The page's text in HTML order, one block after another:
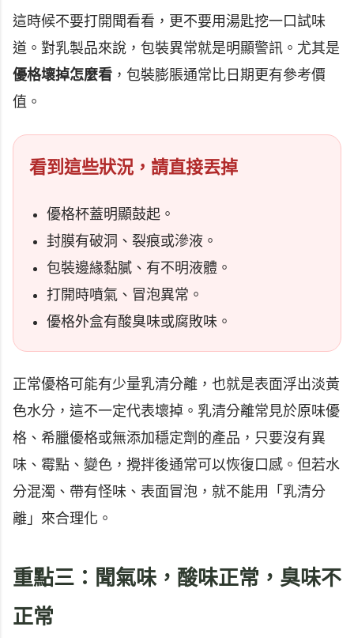
這時候不要打開聞看看，更不要用湯匙挖一口試味
道。對乳製品來說，包裝異常就是明顯警訊。尤其是
優格壞掉怎麼看 ，包裝膨脹通常比日期更有參考價
值。
看到這些狀況，請直接丟掉
優格杯蓋明顯鼓起。
封膜有破洞、裂痕或滲液。
包裝邊緣黏膩、有不明液體。
打開時噴氣、冒泡異常。
優格外盒有酸臭味或腐敗味。
正常優格可能有少量乳清分離，也就是表面浮出淡黃
色水分，這不一定代表壞掉。乳清分離常見於原味優
格、希臘優格或無添加穩定劑的產品，只要沒有異
味、霉點、變色，攪拌後通常可以恢復口感。但若水
分混濁、帶有怪味、表面冒泡，就不能用「乳清分
離」來合理化。
重點三：聞氣味，酸味正常，臭味不
正常